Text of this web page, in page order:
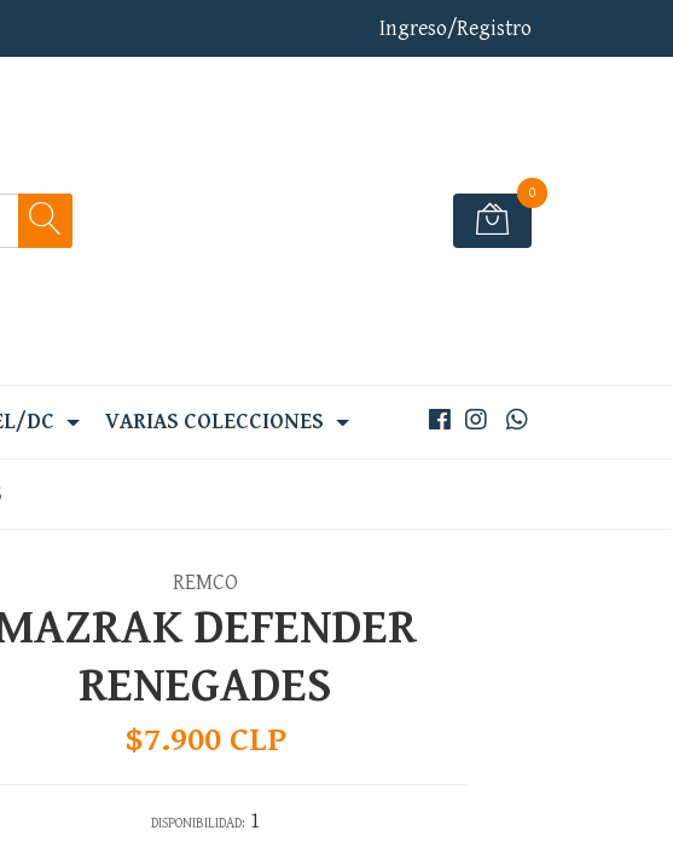
Ingreso/Registro
0
DC VARIAS COLECCIONES
REMCO
DEFENDER
RENEGADES
$7.900 CLP
DISPONIBILIDAD: 1